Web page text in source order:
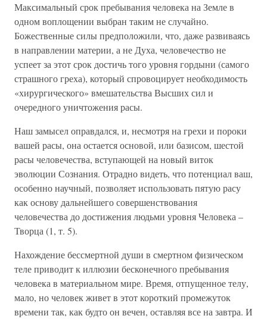
Максимальный срок пребывания человека на Земле в
одном воплощении выбран таким не случайно.
Божественные силы предположили, что, даже развиваясь
в направлении материи, а не Духа, человечество не
успеет за этот срок достичь того уровня гордыни (самого
страшного греха), который спровоцирует необходимость
«хирургического» вмешательства Высших сил и
очередного уничтожения расы.
Наш замысел оправдался, и, несмотря на грехи и пороки
вашей расы, она остается основой, или базисом, шестой
расы человечества, вступающей на новый виток
эволюции Сознания. Отрадно видеть, что потенциал ваш,
особенно научный, позволяет использовать пятую расу
как основу дальнейшего совершенствования
человечества до достижения людьми уровня Человека –
Творца (1, т. 5).
Нахождение бессмертной души в смертном физическом
теле приводит к иллюзии бесконечного пребывания
человека в материальном мире. Время, отпущенное телу,
мало, но человек живет в этот короткий промежуток
времени так, как будто он вечен, оставляя все на завтра. И